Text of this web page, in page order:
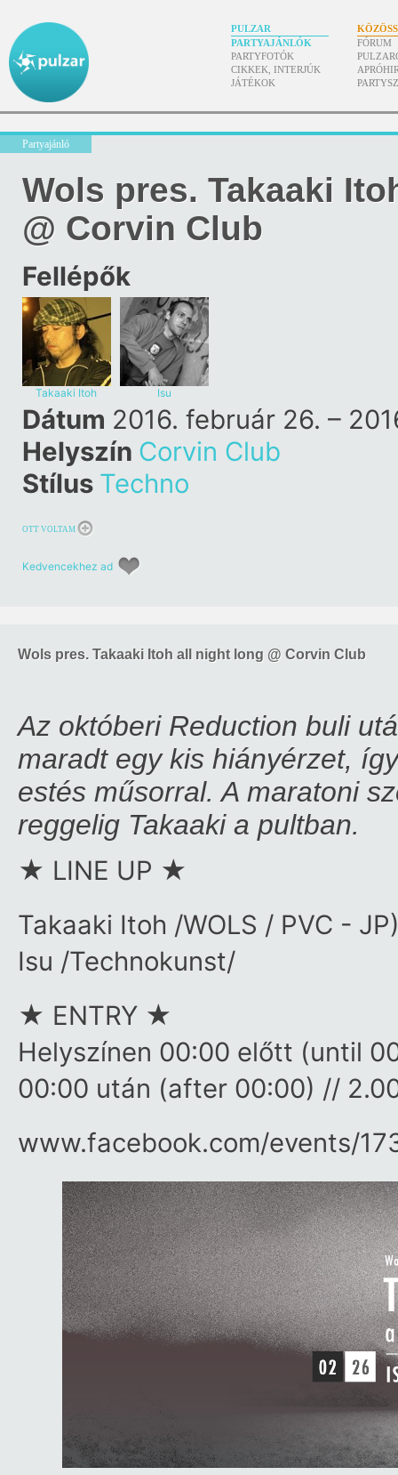
PULZAR
PARTYAJÁNLÓK
PARTYFOTÓK
CIKKEK, INTERJÚK
JÁTÉKOK
FÓRUM
Partyajánló
Wols pres. Takaaki
@ Corvin Club
Fellépők
Takaaki Itoh Isu
Dátum 2016. február 26. –
Helyszín Corvin Club
Stílus Techno
OTT VOLTAM
Kedvencekhez ad
Wols pres. Takaaki Itoh all night long @ Corvin Club
Az októberi Reduction buli
maradt egy kis hiányérzet,
estés műsorral. A maratoni
reggelig Takaaki a pultban.
★ LINE UP ★
Takaaki Itoh /WOLS / PVC -
Isu /Technokunst/
★ ENTRY ★
Helyszínen 00:00 előtt (until
00:00 után (after 00:00) //
www.facebook.com/​events/​